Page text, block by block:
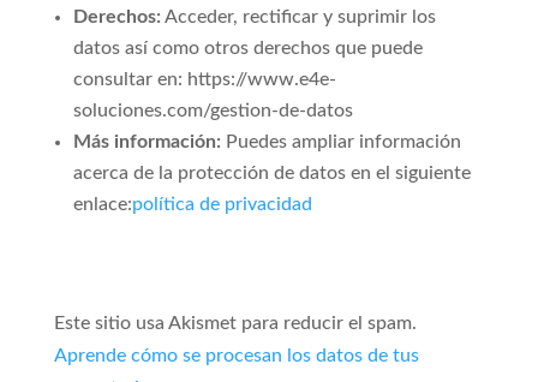
Derechos: Acceder, rectificar y suprimir los
datos así como otros derechos que puede
consultar en: https://www.e4e-
soluciones.com/gestion-de-datos
Más información: Puedes ampliar información
acerca de la protección de datos en el siguiente
enlace:política de privacidad
Este sitio usa Akismet para reducir el spam.
Aprende cómo se procesan los datos de tus